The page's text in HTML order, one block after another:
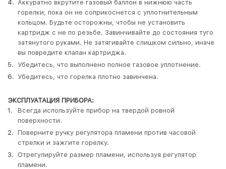
Аккуратно вкрутите газовый баллон в нижнюю часть
горелки, пока он не соприкоснется с уплотнительным
кольцом. Будьте осторожны, чтобы не установить
картридж с не по резьбе. Завинчивайте до состояния туго
затянутого руками. Не затягивайте слишком сильно, иначе
вы повредите клапан картриджа.
Убедитесь, что выполнено полное газовое уплотнение.
Убедитесь, что горелка плотно завинчена.
ЭКСПЛУАТАЦИЯ ПРИБОРА:
Всегда используйте прибор на твердой ровной
поверхности.
Поверните ручку регулятора пламени против часовой
стрелки и зажгите горелку.
Отрегулируйте размер пламени, используя регулятор
пламени.